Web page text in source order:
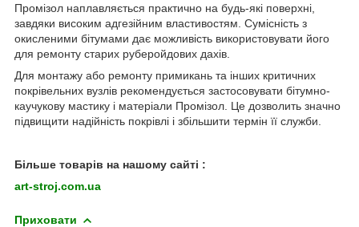
Промізол наплавляється практично на будь-які поверхні,
завдяки високим адгезійним властивостям. Сумісність з
окисленими бітумами дає можливість використовувати його
для ремонту старих руберойдових дахів.
Для монтажу або ремонту примикань та інших критичних
покрівельних вузлів рекомендується застосовувати бітумно-
каучукову мастику і матеріали Промізол. Це дозволить значно
підвищити надійність покрівлі і збільшити термін її служби.
Більше товарів на нашому сайті :
art-stroj.com.ua
Приховати